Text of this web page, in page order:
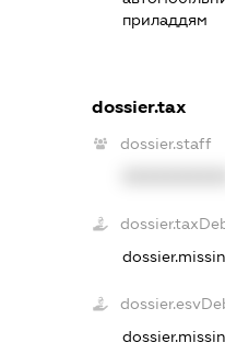
приладдям
dossier.tax
dossier.staff